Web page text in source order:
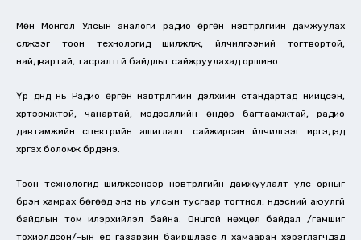
Мөн Монгол Улсын аналоги радио өргөн нэвтрүүлгийн дамжуулах
сүлжээг тоон технологид шилжүүлж, үйлчилгээний тогтвортой,
найдвартай, тасралтгүй байдлыг сайжруулахад оршино.
Үр дүнд нь Радио өргөн нэвтрүүлгийн дэлхийн стандартад нийцсэн,
хүртээмжтэй, чанартай, мэдээллийн өндөр багтаамжтай, радио
давтамжийн спектрийн ашиглалт сайжирсан үйлчилгээг иргэдэд
хүргэх боломж бүрдэнэ.
Тоон технологид шилжсэнээр нэвтрүүлгийн дамжуулалт улс орныг
бүрэн хамрах бөгөөд энэ нь улсын тусгаар тогтнол, үндэсний аюулгүй
байдлын том илэрхийлэл байна. Онцгой нөхцөл байдал /гамшиг
тохиолдсон/-ын үед газарзүйн байршлаас үл хамааран хэрэглэгчдэд